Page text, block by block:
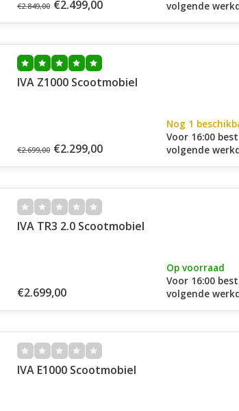
€2.849,00 €2.499,00
volgende
IVA Z1000 Scootmobiel
€2.699,00 €2.299,00
Nog 1
Voor 16:00
volgende
IVA TR3 2.0 Scootmobiel
€2.699,00
Op voorraad
Voor 16:00
volgende
IVA E1000 Scootmobiel